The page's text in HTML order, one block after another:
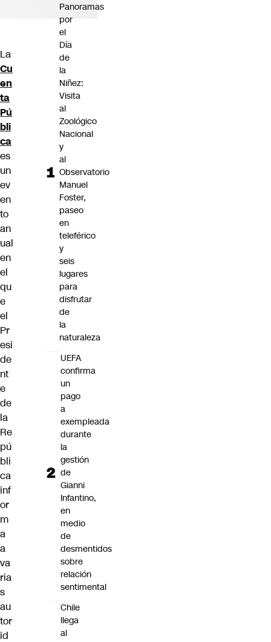
La
Cu
en
ta
Pú
bli
ca
es
un
ev
en
to
an
ual
en
el
qu
e
el
Pr
esi
de
nt
e
de
la
Re
pú
bli
ca
inf
or
m
a
a
va
ria
s
au
tor
id
Panoramas
por
el
Día
de
la
Niñez:
Visita
al
Zoológico
Nacional
y
al
Observatorio
Manuel
Foster,
paseo
en
teleférico
y
seis
lugares
para
disfrutar
de
la
naturaleza
UEFA
confirma
un
pago
a
exempleada
durante
la
gestión
de
Gianni
Infantino,
en
medio
de
desmentidos
sobre
relación
sentimental
Chile
llega
al